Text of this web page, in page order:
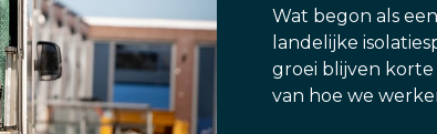
Wat begon als
landelijke
groei blijven
van hoe we